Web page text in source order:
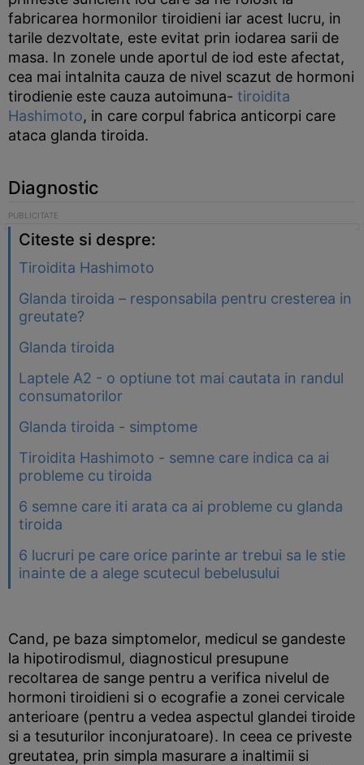
fabricarea hormonilor tiroidieni iar acest lucru, in
tarile dezvoltate, este evitat prin iodarea sarii de
masa. In zonele unde aportul de iod este afectat,
cea mai intalnita cauza de nivel scazut de hormoni
tirodienie este cauza autoimuna- tiroidita
Hashimoto, in care corpul fabrica anticorpi care
ataca glanda tiroida.
Diagnostic
Citeste si despre:
Tiroidita Hashimoto
Glanda tiroida – responsabila pentru cresterea in
greutate?
Glanda tiroida
Laptele A2 - o optiune tot mai cautata in randul
consumatorilor
Glanda tiroida - simptome
Tiroidita Hashimoto - semne care indica ca ai
probleme cu tiroida
6 semne care iti arata ca ai probleme cu glanda
tiroida
6 lucruri pe care orice parinte ar trebui sa le stie
inainte de a alege scutecul bebelusului
Cand, pe baza simptomelor, medicul se gandeste
la hipotirodismul, diagnosticul presupune
recoltarea de sange pentru a verifica nivelul de
hormoni tiroidieni si o ecografie a zonei cervicale
anterioare (pentru a vedea aspectul glandei tiroide
si a tesuturilor inconjuratoare). In ceea ce priveste
greutatea, prin simpla masurare a inaltimii si